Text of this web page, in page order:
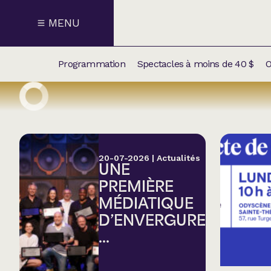
MENU
NOS
Humour
Programmation Spectacles à moins de 40 $
20-07-2026 | Actualités
UNE
PREMIÈRE
MÉDIATIQUE
D’ENVERGURE
...